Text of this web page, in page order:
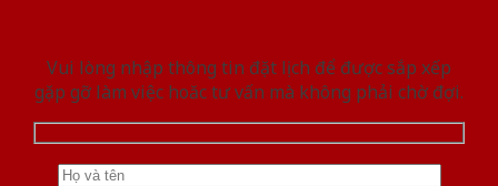
Vui lòng nhập thông tin đặt lịch để được sắp xếp
gặp gỡ làm việc hoăc tư vấn mà không phải chờ đợi.